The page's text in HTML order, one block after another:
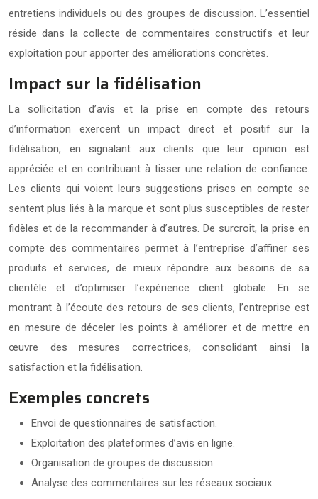
entretiens individuels ou des groupes de discussion. L’essentiel
réside dans la collecte de commentaires constructifs et leur
exploitation pour apporter des améliorations concrètes.
Impact sur la fidélisation
La sollicitation d’avis et la prise en compte des retours
d’information exercent un impact direct et positif sur la
fidélisation, en signalant aux clients que leur opinion est
appréciée et en contribuant à tisser une relation de confiance.
Les clients qui voient leurs suggestions prises en compte se
sentent plus liés à la marque et sont plus susceptibles de rester
fidèles et de la recommander à d’autres. De surcroît, la prise en
compte des commentaires permet à l’entreprise d’affiner ses
produits et services, de mieux répondre aux besoins de sa
clientèle et d’optimiser l’expérience client globale. En se
montrant à l’écoute des retours de ses clients, l’entreprise est
en mesure de déceler les points à améliorer et de mettre en
œuvre des mesures correctrices, consolidant ainsi la
satisfaction et la fidélisation.
Exemples concrets
Envoi de questionnaires de satisfaction.
Exploitation des plateformes d’avis en ligne.
Organisation de groupes de discussion.
Analyse des commentaires sur les réseaux sociaux.